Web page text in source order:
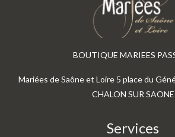
BOUTIQUE MARIEES
Mariées de Saône et Loire 5 place du
CHALON SUR SAONE
Services